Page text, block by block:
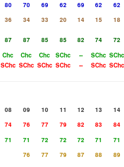
80 70 69 62 69 62 62
36 34 33 20 14 15 18
87 87 85 85 82 74 72
Chc Chc Chc SChc -- SChc SChc
SChc SChc SChc SChc -- SChc SChc
08 09 10 11 12 13 14
74 76 77 79 82 83 84
71 71 72 72 72 71 71
76 77 79 87 88 89